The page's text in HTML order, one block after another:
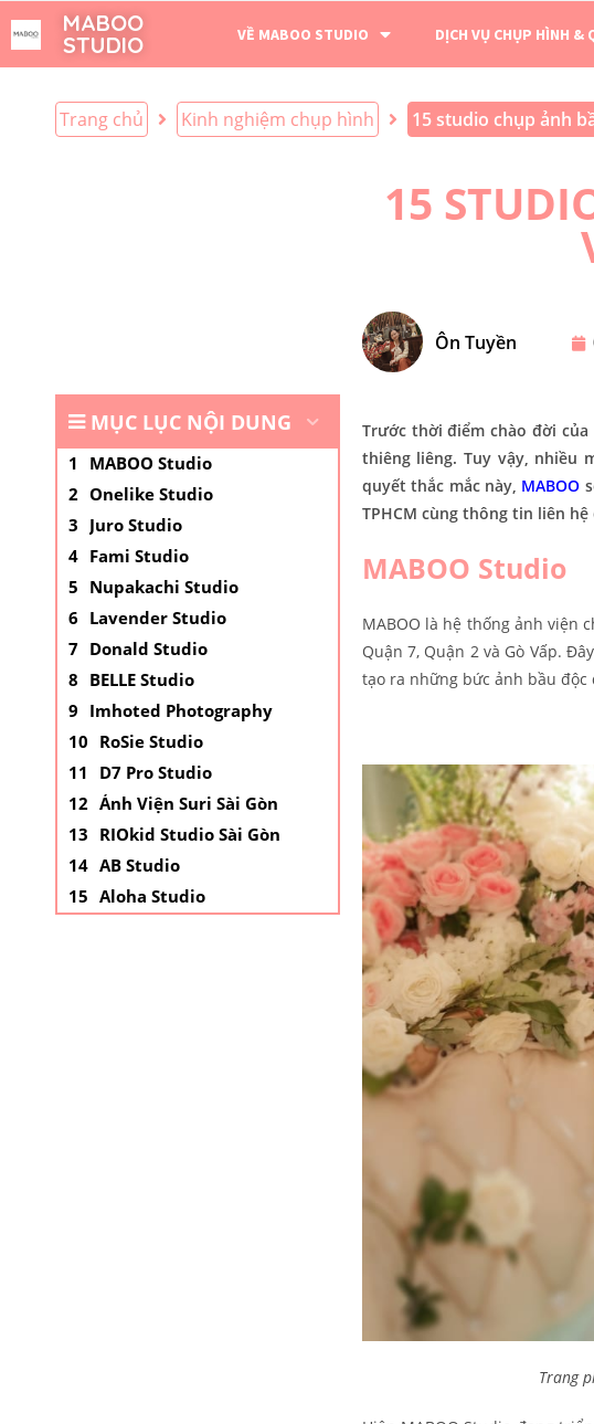
MABOO
STUDIO
VỀ MABOO STUDIO DỊCH VỤ CHỤP HÌNH &
Trang chủ Kinh nghiệm chụp hình 15 studio chụp ảnh
15
Ôn Tuyền
MỤC LỤC NỘI DUNG
MABOO Studio
Onelike Studio
Juro Studio
Fami Studio
Nupakachi Studio
Lavender Studio
Donald Studio
BELLE Studio
Imhoted Photography
RoSie Studio
D7 Pro Studio
Ảnh Viện Suri Sài Gòn
RIOkid Studio Sài Gòn
AB Studio
Aloha Studio
Trước thời điểm chào đời
thiêng liêng. Tuy vậy, nhiều
quyết thắc mắc này, MABOO
TPHCM cùng thông tin liên
MABOO Studio
MABOO là hệ thống ảnh viện
Quận 7, Quận 2 và Gò Vấp.
tạo ra những bức ảnh bầu độc
Trang